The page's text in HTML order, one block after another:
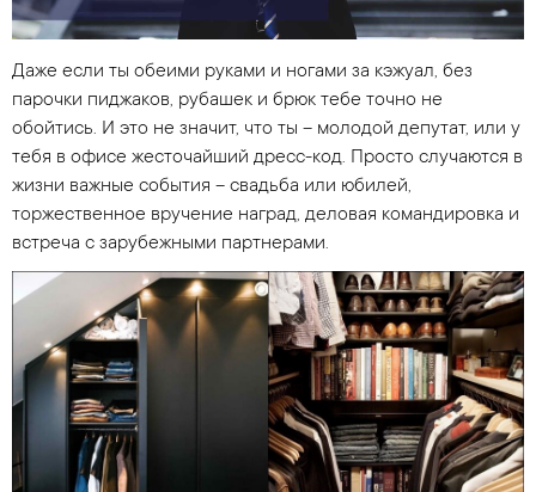
Даже если ты обеими руками и ногами за кэжуал, без
парочки пиджаков, рубашек и брюк тебе точно не
обойтись. И это не значит, что ты – молодой депутат, или у
тебя в офисе жесточайший дресс-код. Просто случаются в
жизни важные события – свадьба или юбилей,
торжественное вручение наград, деловая командировка и
встреча с зарубежными партнерами.